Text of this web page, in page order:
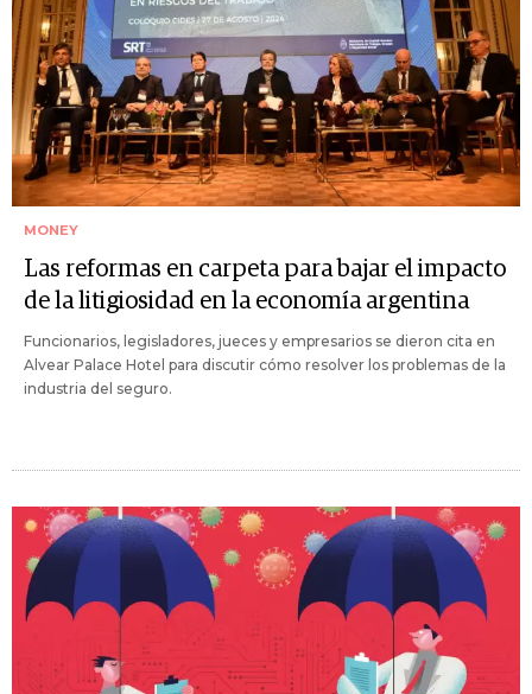
MONEY
Las reformas en carpeta para bajar el impacto
de la litigiosidad en la economía argentina
Funcionarios, legisladores, jueces y empresarios se dieron cita en
Alvear Palace Hotel para discutir cómo resolver los problemas de la
industria del seguro.